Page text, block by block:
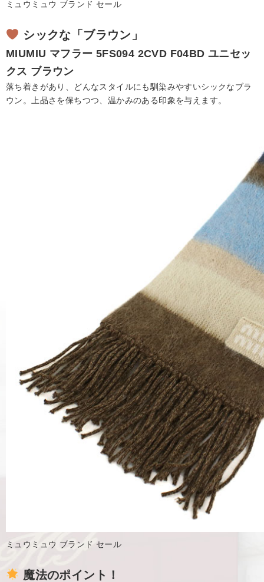
ミュウミュウ ブランド セール
シックな「ブラウン」
MIUMIU マフラー 5FS094 2CVD F04BD ユニセッ
クス ブラウン
落ち着きがあり、どんなスタイルにも馴染みやすいシックなブラ
ウン。上品さを保ちつつ、温かみのある印象を与えます。
ミュウミュウ ブランド セール
魔法のポイント！